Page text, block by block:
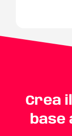
Crea
base